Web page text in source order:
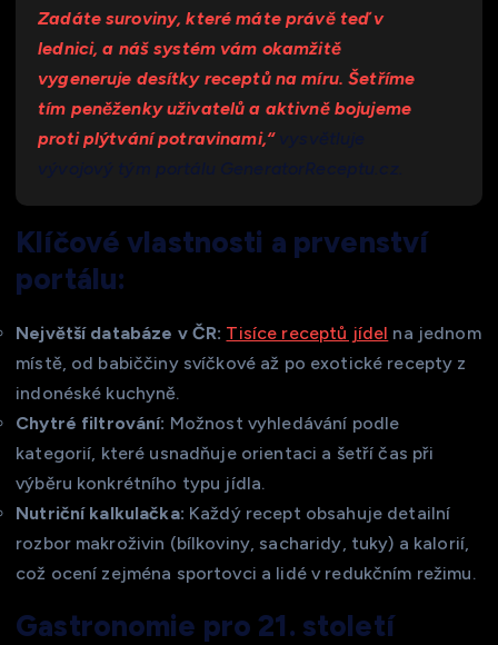
Zadáte suroviny, které máte právě teď v
lednici, a náš systém vám okamžitě
vygeneruje desítky receptů na míru. Šetříme
tím peněženky uživatelů a aktivně bojujeme
proti plýtvání potravinami,“vysvětluje
vývojový tým portálu GeneratorReceptu.cz.
Klíčové vlastnosti a prvenství
portálu:
Největší databáze v ČR: Tisíce receptů jídel na jednom
místě, od babiččiny svíčkové až po exotické recepty z
indonéské kuchyně.
Chytré filtrování: Možnost vyhledávání podle
kategorií, které usnadňuje orientaci a šetří čas při
výběru konkrétního typu jídla.
Nutriční kalkulačka: Každý recept obsahuje detailní
rozbor makroživin (bílkoviny, sacharidy, tuky) a kalorií,
což ocení zejména sportovci a lidé v redukčním režimu.
Gastronomie pro 21. století